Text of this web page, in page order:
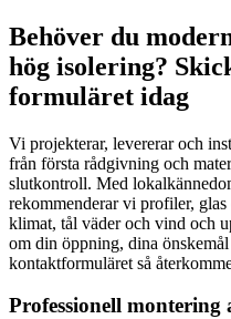
Behöver du
hög isolering?
formuläret idag
Vi projekterar, levererar och
från första rådgivning och
slutkontroll. Med
rekommenderar vi profiler,
klimat, tål väder och vind och
om din öppning, dina
kontaktformuläret så
Professionell